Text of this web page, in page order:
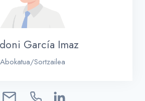
García Imaz
Abokatua/Sortzailea